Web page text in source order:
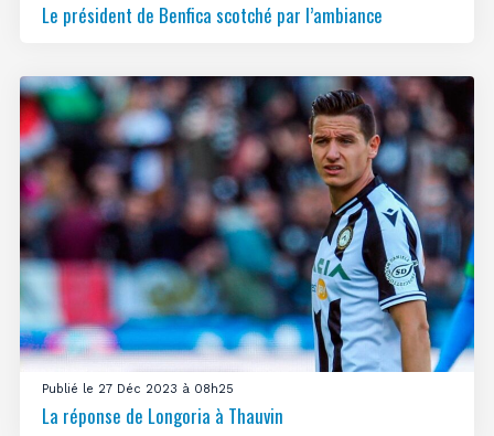
Le président de Benfica scotché par l’ambiance
Publié le 27 Déc 2023 à 08h25
La réponse de Longoria à Thauvin